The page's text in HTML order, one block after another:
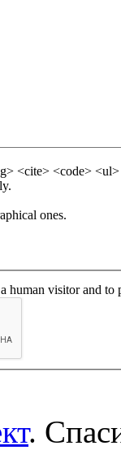
<cite> <code>
ones.
human visitor and to
.